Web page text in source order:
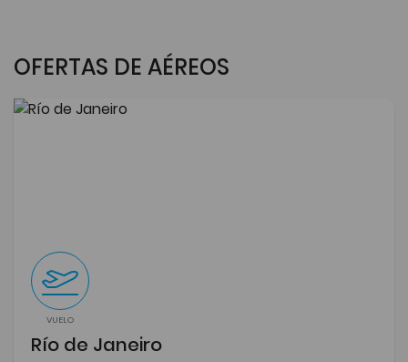
OFERTAS DE AÉREOS
VUELO
Río de Janeiro